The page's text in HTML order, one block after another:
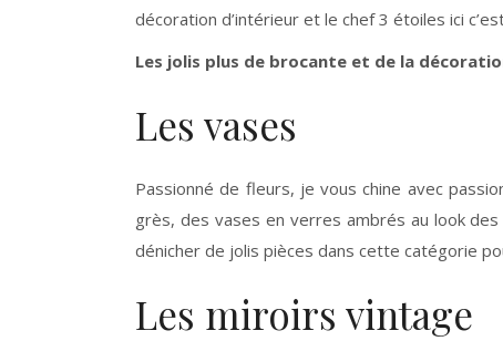
décoration d’intérieur et le chef 3 étoiles ici
Les jolis plus de brocante et de la
Les vases
Passionné de fleurs, je vous chine avec
grès, des vases en verres ambrés au look
dénicher de jolis pièces dans cette catégorie
Les miroirs vintage